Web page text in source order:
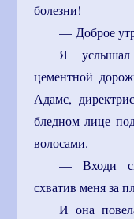
болезни!
— Доброе
Я
цементной
Адамс,
бледном лице
волосами.
— Входи
схватив меня за
И она